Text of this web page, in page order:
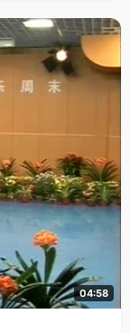
04:58